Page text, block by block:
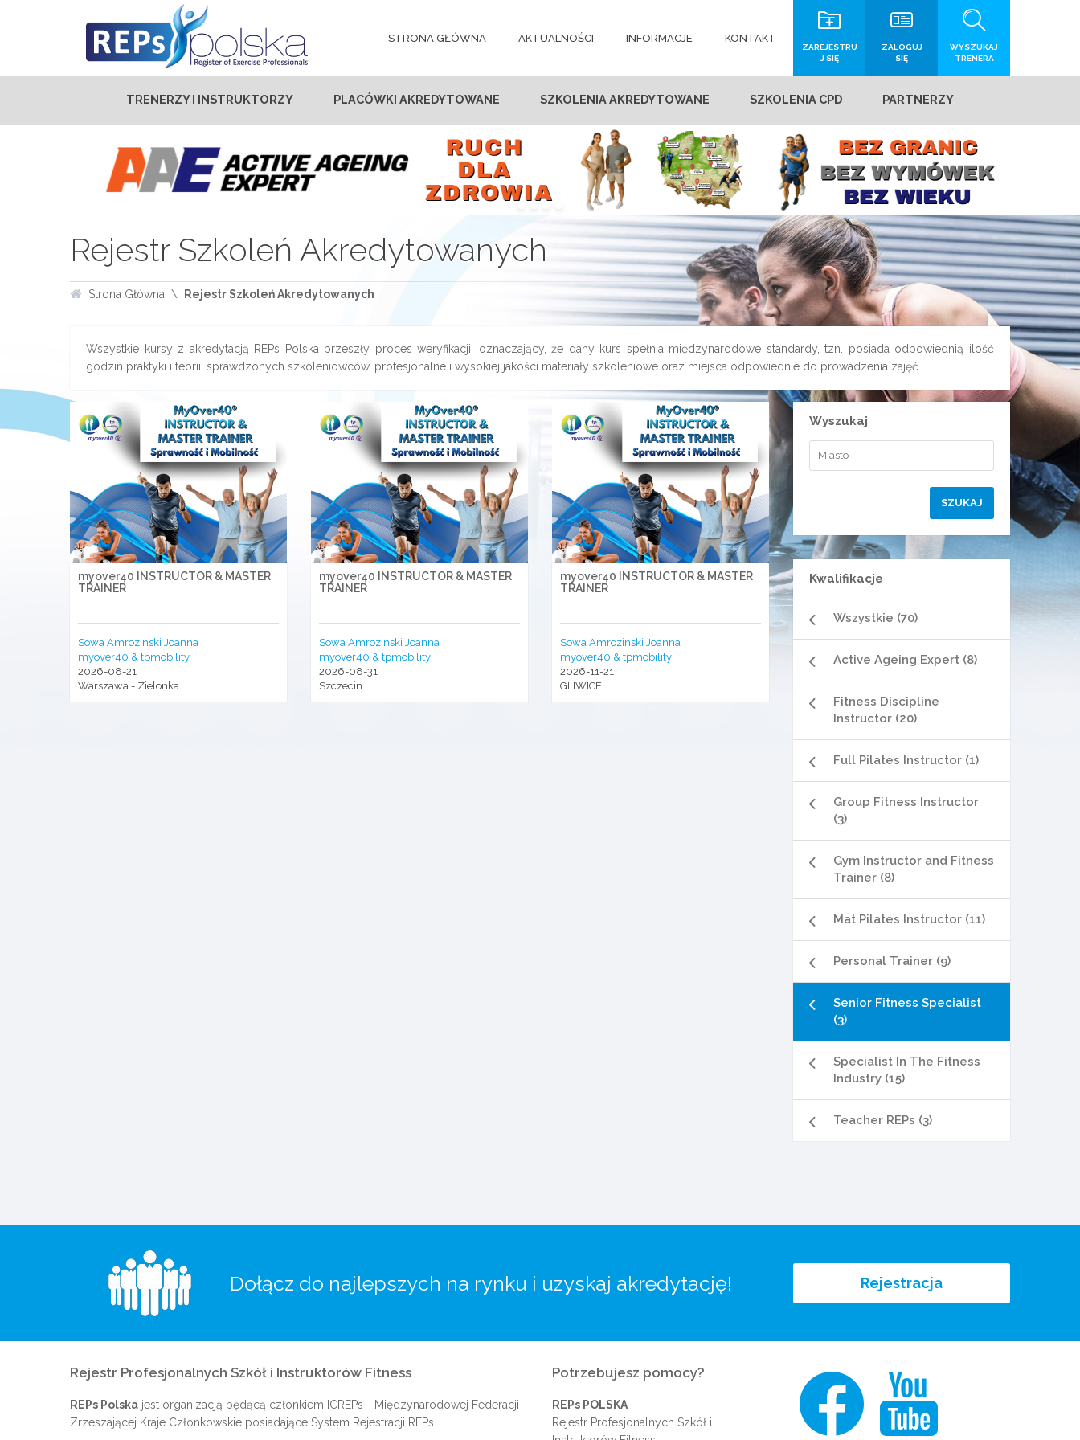
STRONA GŁÓWNA AKTUALNOŚCI INFORMACJE KONTAKT
WYSZUKAJ
TRENERA
ZALOGUJ
SIĘ
ZAREJESTRU
J SIĘ
TRENERZY I INSTRUKTORZY PLACÓWKI AKREDYTOWANE SZKOLENIA AKREDYTOWANE SZKOLENIA CPD PARTNERZY
Rejestr Szkoleń Akredytowanych
Strona Główna Rejestr Szkoleń Akredytowanych
Wszystkie kursy z akredytacją REPs Polska przeszły proces weryfikacji, oznaczający, że dany kurs spełnia międzynarodowe standardy, tzn. posiada odpowiednią ilość
godzin praktyki i teorii, sprawdzonych szkoleniowców, profesjonalne i wysokiej jakości materiały szkoleniowe oraz miejsca odpowiednie do prowadzenia zajęć.
myover40 INSTRUCTOR & MASTER
TRAINER
Sowa Amrozinski Joanna
myover40 & tpmobility
2026-08-21
Warszawa - Zielonka
myover40 INSTRUCTOR & MASTER
TRAINER
Sowa Amrozinski Joanna
myover40 & tpmobility
2026-08-31
Szczecin
myover40 INSTRUCTOR & MASTER
TRAINER
Sowa Amrozinski Joanna
myover40 & tpmobility
2026-11-21
GLIWICE
Wyszukaj
Kwalifikacje
Wszystkie (70)
Active Ageing Expert (8)
Fitness Discipline
Instructor (20)
Full Pilates Instructor (1)
Group Fitness Instructor
(3)
Gym Instructor and Fitness
Trainer (8)
Mat Pilates Instructor (11)
Personal Trainer (9)
Senior Fitness Specialist
(3)
Specialist In The Fitness
Industry (15)
Teacher REPs (3)
Dołącz do najlepszych na rynku i uzyskaj akredytację! Rejestracja
Rejestr Profesjonalnych Szkół i Instruktorów Fitness
REPs Polska jest organizacją będącą członkiem ICREPs - Międzynarodowej Federacji
Zrzeszającej Kraje Członkowskie posiadające System Rejestracji REPs.
Potrzebujesz pomocy?
REPs POLSKA
Rejestr Profesjonalnych Szkół i